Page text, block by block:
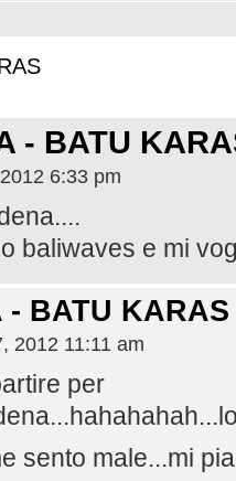
- BATU
6:33 pm
baliwaves e mi
- BATU KARAS
2012 11:11 am
per
sento male...mi